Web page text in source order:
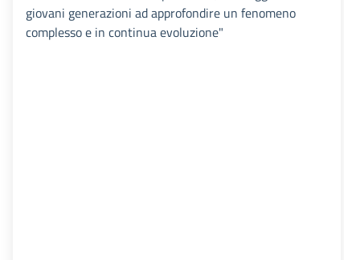
giovani generazioni ad approfondire un fenomeno
complesso e in continua evoluzione"